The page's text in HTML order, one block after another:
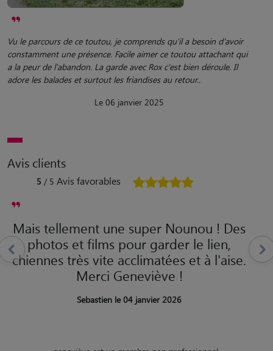
Vu le parcours de ce toutou, je comprends qu'il a besoin d'avoir
constamment une présence. Facile aimer ce toutou attachant qui
a la peur de l'abandon. La garde avec Rox c'est bien déroule. Il
adore les balades et surtout les friandises au retour..
Le 06 janvier 2025
Avis clients
5 / 5 Avis favorables
Mais tellement une super Nounou ! Des
photos et films pour garder le lien,
chiennes très vite acclimatées et à l'aise.
Merci Geneviève !
Sebastien le 04 janvier 2026